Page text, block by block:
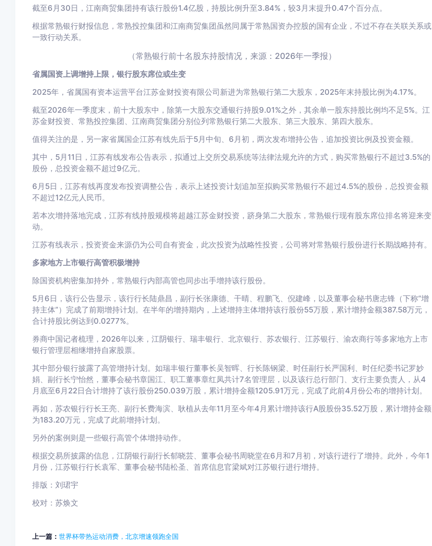
截至6月30日，江南商贸集团持有该行股份1.4亿股，持股比例升至3.84%，较3月末提升0.47个百分点。
根据常熟银行财报信息，常熟投控集团和江南商贸集团虽然同属于常熟国资办控股的国有企业，不过不存在关联关系或
一致行动关系。
（常熟银行前十名股东持股情况，来源：2026年一季报）
省属国资上调增持上限，银行股东席位或生变
2025年，省属国有资本运营平台江苏金财投资有限公司新进为常熟银行第二大股东，2025年末持股比例为4.17%。
截至2026年一季度末，前十大股东中，除第一大股东交通银行持股9.01%之外，其余单一股东持股比例均不足5%。江
苏金财投资、常熟投控集团、江南商贸集团分别位列常熟银行第二大股东、第三大股东、第四大股东。
值得关注的是，另一家省属国企江苏有线先后于5月中旬、6月初，两次发布增持公告，追加投资比例及投资金额。
其中，5月11日，江苏有线发布公告表示，拟通过上交所交易系统等法律法规允许的方式，购买常熟银行不超过3.5%的
股份，总投资金额不超过9亿元。
6月5日，江苏有线再度发布投资调整公告，表示上述投资计划追加至拟购买常熟银行不超过4.5%的股份，总投资金额
不超过12亿元人民币。
若本次增持落地完成，江苏有线持股规模将超越江苏金财投资，跻身第二大股东，常熟银行现有股东席位排名将迎来变
动。
江苏有线表示，投资资金来源仍为公司自有资金，此次投资为战略性投资，公司将对常熟银行股份进行长期战略持有。
多家地方上市银行高管积极增持
除国资机构密集加持外，常熟银行内部高管也同步出手增持该行股份。
5月6日，该行公告显示，该行行长陆鼎昌，副行长张康德、干晴、程鹏飞、倪建峰，以及董事会秘书唐志锋（下称“增
持主体”）完成了前期增持计划。在半年的增持期内，上述增持主体增持该行股份55万股，累计增持金额387.58万元，
合计持股比例达到0.0277%。
券商中国记者梳理，2026年以来，江阴银行、瑞丰银行、北京银行、苏农银行、江苏银行、渝农商行等多家地方上市
银行管理层相继增持自家股票。
其中部分银行披露了高管增持计划。如瑞丰银行董事长吴智晖、行长陈钢梁、时任副行长严国利、时任纪委书记罗妙
娟、副行长宁怡然，董事会秘书章国江、职工董事章红凤共计7名管理层，以及该行总行部门、支行主要负责人，从4
月底至6月22日合计增持了该行股份250.039万股，累计增持金额1205.91万元，完成了此前4月份公布的增持计划。
再如，苏农银行行长王亮、副行长费海滨、耿植从去年11月至今年4月累计增持该行A股股份35.52万股，累计增持金额
为183.20万元，完成了此前增持计划。
另外的案例则是一些银行高管个体增持动作。
根据交易所披露的信息，江阴银行副行长郁晓芸、董事会秘书周晓堂在6月和7月初，对该行进行了增持。此外，今年1
月份，江苏银行行长袁军、董事会秘书陆松圣、首席信息官梁斌对江苏银行进行增持。
排版：刘珺宇
校对：苏焕文
上一篇： 世界杯带热运动消费，北京增速领跑全国